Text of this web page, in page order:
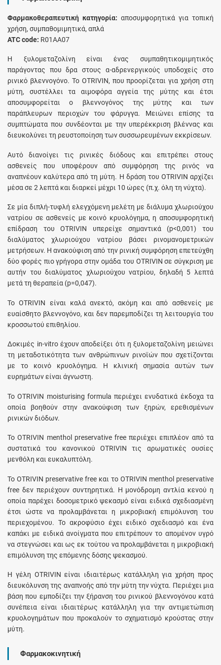
Φαρμακοθεραπευτική κατηγορία: αποσυμφορητικά για τοπική
χρήση, συμπαθομιμητικά, απλά
ATC code: R01AA07
Η ξυλομεταζολίνη είναι ένας συμπαθητικομιμητικός
παράγοντας που δρα στους α-αδρενεργικούς υποδοχείς στο
ρινικό βλεννογόνο. Το OTRIVIN, που προορίζεται για χρήση στη
μύτη, συστέλλει τα αιμοφόρα αγγεία της μύτης και έτσι
αποσυμφορείται ο βλεννογόνος της μύτης και των
παράπλευρων περιοχών του φάρυγγα. Μειώνει επίσης τα
συμπτώματα που συνδέονται με την υπερέκκριση βλέννας και
διευκολύνει τη ρευστοποίηση των συσσωρευμένων εκκρίσεων.
Αυτό διανοίγει τις ρινικές διόδους και επιτρέπει στους
ασθενείς που υποφέρουν από συμφόρηση της ρινός να
αναπνέουν καλύτερα από τη μύτη. Η δράση του OTRIVIN αρχίζει
μέσα σε 2 λεπτά και διαρκεί μέχρι 10 ώρες (π.χ. όλη τη νύχτα).
Σε μία διπλή-τυφλή ελεγχόμενη μελέτη με διάλυμα χλωριούχου
νατρίου σε ασθενείς με κοινό κρυολόγημα, η αποσυμφορητική
επίδραση του OTRIVIN υπερείχε σημαντικά (p<0,001) του
διαλύματος χλωριούχου νατρίου βάσει ρινομανομετρικών
μετρήσεων. Η ανακούφιση από την ρινική συμφόρηση επετεύχθη
δύο φορές πιο γρήγορα στην ομάδα του OTRIVIN σε σύγκριση με
αυτήν του διαλύματος χλωριούχου νατρίου, δηλαδή 5 λεπτά
μετά τη θεραπεία (p=0,047).
Το OTRIVIN είναι καλά ανεκτό, ακόμη και από ασθενείς με
ευαίσθητο βλεννογόνο, και δεν παρεμποδίζει τη λειτουργία του
κροσσωτού επιθηλίου.
Δοκιμές in-vitro έχουν αποδείξει ότι η ξυλομεταζολίνη μειώνει
τη μεταδοτικότητα των ανθρώπινων ρινοϊών που σχετίζονται
με το κοινό κρυολόγημα. Η κλινική σημασία αυτών των
ευρημάτων είναι άγνωστη.
Το OTRIVIN moisturising formula περιέχει ενυδατικά έκδοχα τα
οποία βοηθούν στην ανακούφιση των ξηρών, ερεθισμένων
ρινικών διόδων.
Το OTRIVIN menthol preservative free περιέχει επιπλέον από τα
συστατικά του κανονικού OTRIVIN τις αρωματικές ουσίες
μενθόλη και ευκαλυπτόλη.
To OTRIVIN preservative free και το OTRIVIN menthol preservative
free δεν περιέχουν συντηρητικά. Η μονόδρομη αντλία κενού η
οποία παρέχει δοσομετρικό ψεκασμό είναι ειδικά σχεδιασμένη
έτσι ώστε να προλαμβάνεται η μικροβιακή επιμόλυνση του
περιεχομένου. Το ακροφύσιο έχει ειδικό σχεδιασμό και ένα
καπάκι με ειδικά ανοίγματα που επιτρέπουν το απομένον υγρό
να στεγνώσει και ως εκ τούτου να προλαμβάνεται η μικροβιακή
επιμόλυνση της επόμενης δόσης ψεκασμού.
Η γέλη OTRIVIN είναι ιδιαιτέρως κατάλληλη για χρήση προς
διευκόλυνση της αναπνοής από την μύτη την νύχτα. Περιέχει μια
βάση που εμποδίζει την ξήρανση του ρινικού βλεννογόνου κατά
συνέπεια είναι ιδιαιτέρως κατάλληλη για την αντιμετώπιση
κρυολογημάτων που προκαλούν το σχηματισμό κρούστας στην
μύτη.
Φαρμακοκινητική